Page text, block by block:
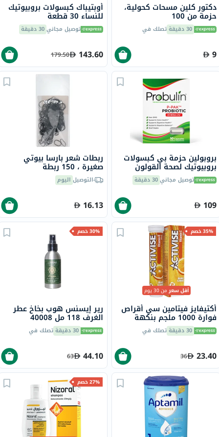
دكتور كلين مسحات كحولية،
حزمة من 100
30 دقيقة تصلك في
9
أوبتيباك كبسولات بروبيوتيك
للنساء 30 قطعة
توصيل مجاني30 دقيقة
143.60
179.50
بروبولين حزمة بي كبسولات
بروبيوتيك لصحة القولون
والجهاز الهضمي حزمة من 10
توصيل مجاني30 دقيقة
109
ربطات شعر بارسا بيوتي
صغيرة ، 150 ربطة
التوصيل اليوم
16.13
35% خصم
أقل سعرمن 30 يوم
أكتيفايز فيتامين سي أقراص
فوارة 1000 ملجم بنكهة
البرتقال حزمة من 20
30 دقيقة تصلك في
23.40
36
30% خصم
رير إيسنس هوب بخاخ عطر
الغرف 118 مل 40008
30 دقيقة تصلك في
44.10
63
27% خصم